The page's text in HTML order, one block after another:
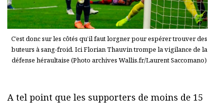
C’est donc sur les côtés qu’il faut lorgner pour espérer trouver des
buteurs à sang-froid. Ici Florian Thauvin trompe la vigilance de la
défense héraultaise (Photo archives Wallis.fr/Laurent Saccomano)
A tel point que les supporters de moins de 15